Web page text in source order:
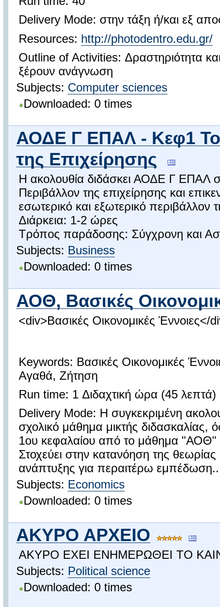
Delivery Mode: στην τάξη ή/και εξ
Resources: http://photodentro.edu.gr/
Outline of Activities: Δραστηριότητα
ξέρουν ανάγνωση
Subjects: Computer sciences
Downloaded: 0 times
ΑΟΔΕ Γ ΕΠΑΛ - Κεφ1 Το
της Επιχείρησης
Η ακολουθία διδάσκει ΑΟΔΕ Γ ΕΠΑΛ
Περιβάλλον της επιχείρησης και
εσωτερικό και εξωτερικό περιβάλλον
Διάρκεια: 1-2 ώρες
Τρόπος παράδοσης: Σύγχρονη και
Subjects: Business
Downloaded: 0 times
ΑΟΘ, Βασικές
<div>Βασικές Οικονομικές Έννοιες</
Keywords: Βασικές Οικονομικές
Αγαθά, Ζήτηση
Run time: 1 Διδαχτική ώρα (45 λεπτά)
Delivery Mode: Η συγκεκριμένη
σχολικό μάθημα μικτής
1ου κεφαλαίου από το μάθημα "ΑΟΘ"
Στοχεύει στην κατανόηση της
ανάπτυξης για περαιτέρω
Subjects: Economics
Downloaded: 0 times
ΑΚΥΡΟ ΑΡΧΕΙΟ
ΑΚΥΡΟ ΕΧΕΙ ΕΝΗΜΕΡΩΘΕΙ ΤΟ
Subjects: Political science
Downloaded: 0 times